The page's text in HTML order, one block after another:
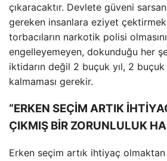
çıkaracaktır. Devlete güveni
gereken insanlara eziyet
torbacıların narkotik polisi
engelleyemeyen, dokunduğu her
iktidarın değil 2 buçuk yıl, 2
kalmaması gerekir.
“ERKEN SEÇİM ARTIK
ÇIKMIŞ BİR ZORUNLULUK
Erken seçim artık ihtiyaç olmaktan